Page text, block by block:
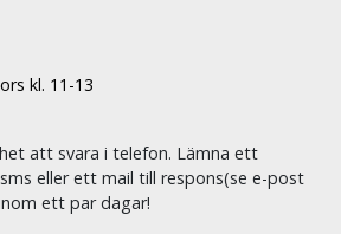
kl. 11-13
att svara i telefon. Lämna ett
eller ett mail till respons(se e-post
ett par dagar!